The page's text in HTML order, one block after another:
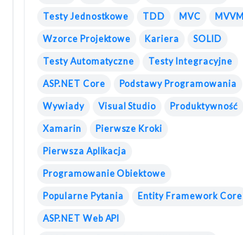
Testy Jednostkowe TDD MVC MVVM
Wzorce Projektowe Kariera SOLID
Testy Automatyczne Testy Integracyjne
ASP.NET Core Podstawy Programowania
Wywiady Visual Studio Produktywność
Xamarin Pierwsze Kroki
Pierwsza Aplikacja
Programowanie Obiektowe
Popularne Pytania Entity Framework Core
ASP.NET Web API